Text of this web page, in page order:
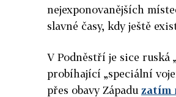
nejexponovanějších
slavné časy, kdy ještě
V Podněstří je sice ruská
probíhající „speciální
přes obavy Západu zatím